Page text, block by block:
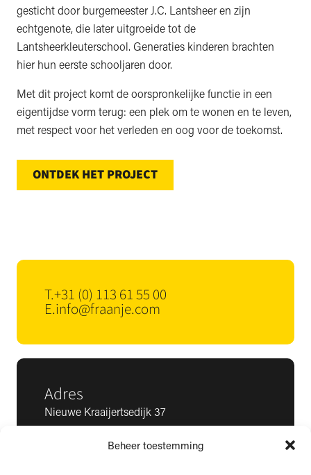
Beheer toestemming
gesticht door burgemeester J.C. Lantsheer en zijn
echtgenote, die later uitgroeide tot de
Lantsheerkleuterschool. Generaties kinderen brachten
hier hun eerste schooljaren door.
Met dit project komt de oorspronkelijke functie in een
eigentijdse vorm terug: een plek om te wonen en te leven,
met respect voor het verleden en oog voor de toekomst.
ONTDEK HET PROJECT
T.+31 (0) 113 61 55 00
E.info@fraanje.com
Adres
Nieuwe Kraaijertsedijk 37
4458 NK ’s-Heer Arendskerke